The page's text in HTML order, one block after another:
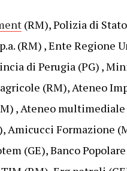
(RM), Polizia di
(RM) , Ente Regione
di Perugia (PG) ,
(RM), Ateneo
, Ateneo
Amicucci Formazione
(GE), Banco